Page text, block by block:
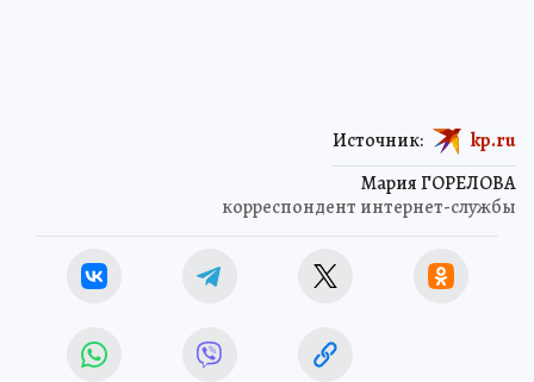
Мария ГОРЕЛОВА
корреспондент интернет-службы
Источник: kp.ru